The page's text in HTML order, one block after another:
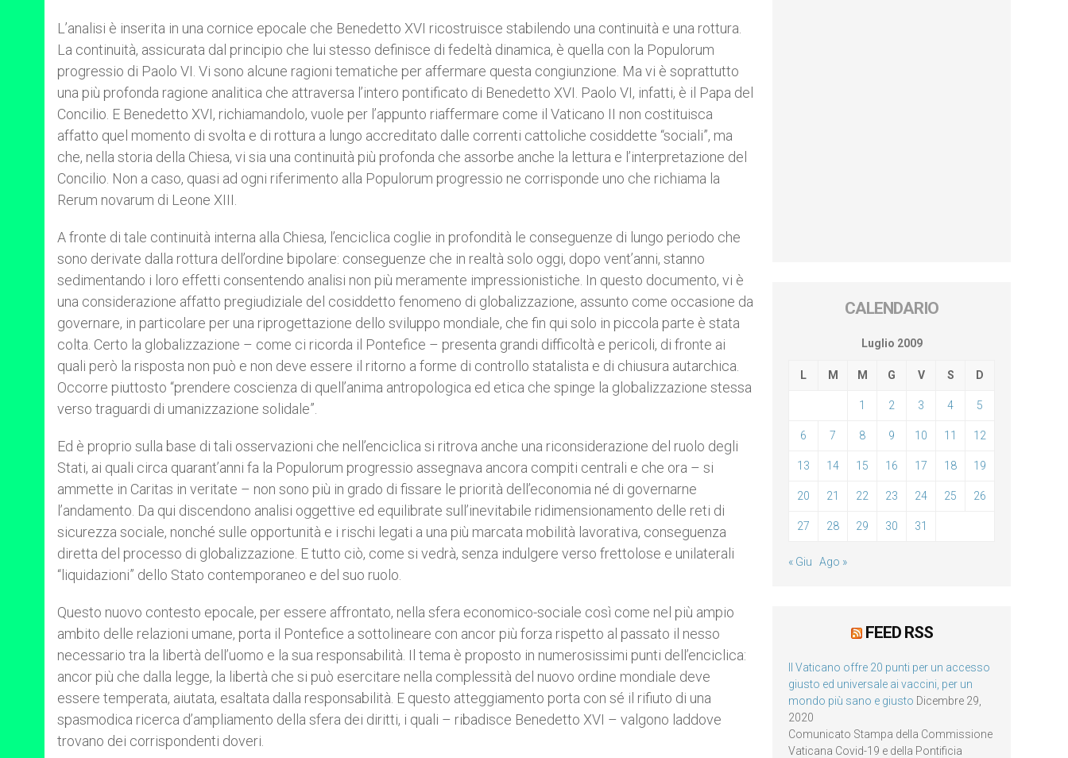
L’analisi è inserita in una cornice epocale che Benedetto XVI ricostruisce stabilendo una continuità e una rottura.
La continuità, assicurata dal principio che lui stesso definisce di fedeltà dinamica, è quella con la Populorum
progressio di Paolo VI. Vi sono alcune ragioni tematiche per affermare questa congiunzione. Ma vi è soprattutto
una più profonda ragione analitica che attraversa l’intero pontificato di Benedetto XVI. Paolo VI, infatti, è il Papa del
Concilio. E Benedetto XVI, richiamandolo, vuole per l’appunto riaffermare come il Vaticano II non costituisca
affatto quel momento di svolta e di rottura a lungo accreditato dalle correnti cattoliche cosiddette “sociali”, ma
che, nella storia della Chiesa, vi sia una continuità più profonda che assorbe anche la lettura e l’interpretazione del
Concilio. Non a caso, quasi ad ogni riferimento alla Populorum progressio ne corrisponde uno che richiama la
Rerum novarum di Leone XIII.
A fronte di tale continuità interna alla Chiesa, l’enciclica coglie in profondità le conseguenze di lungo periodo che
sono derivate dalla rottura dell’ordine bipolare: conseguenze che in realtà solo oggi, dopo vent’anni, stanno
sedimentando i loro effetti consentendo analisi non più meramente impressionistiche. In questo documento, vi è
una considerazione affatto pregiudiziale del cosiddetto fenomeno di globalizzazione, assunto come occasione da
governare, in particolare per una riprogettazione dello sviluppo mondiale, che fin qui solo in piccola parte è stata
colta. Certo la globalizzazione – come ci ricorda il Pontefice – presenta grandi difficoltà e pericoli, di fronte ai
quali però la risposta non può e non deve essere il ritorno a forme di controllo statalista e di chiusura autarchica.
Occorre piuttosto “prendere coscienza di quell’anima antropologica ed etica che spinge la globalizzazione stessa
verso traguardi di umanizzazione solidale”.
Ed è proprio sulla base di tali osservazioni che nell’enciclica si ritrova anche una riconsiderazione del ruolo degli
Stati, ai quali circa quarant’anni fa la Populorum progressio assegnava ancora compiti centrali e che ora – si
ammette in Caritas in veritate – non sono più in grado di fissare le priorità dell’economia né di governarne
l’andamento. Da qui discendono analisi oggettive ed equilibrate sull’inevitabile ridimensionamento delle reti di
sicurezza sociale, nonché sulle opportunità e i rischi legati a una più marcata mobilità lavorativa, conseguenza
diretta del processo di globalizzazione. E tutto ciò, come si vedrà, senza indulgere verso frettolose e unilaterali
“liquidazioni” dello Stato contemporaneo e del suo ruolo.
Questo nuovo contesto epocale, per essere affrontato, nella sfera economico-sociale così come nel più ampio
ambito delle relazioni umane, porta il Pontefice a sottolineare con ancor più forza rispetto al passato il nesso
necessario tra la libertà dell’uomo e la sua responsabilità. Il tema è proposto in numerosissimi punti dell’enciclica:
ancor più che dalla legge, la libertà che si può esercitare nella complessità del nuovo ordine mondiale deve
essere temperata, aiutata, esaltata dalla responsabilità. E questo atteggiamento porta con sé il rifiuto di una
spasmodica ricerca d’ampliamento della sfera dei diritti, i quali – ribadisce Benedetto XVI – valgono laddove
trovano dei corrispondenti doveri.
CALENDARIO
Luglio 2009
L M M G V S D
1 2 3 4 5
6 7 8 9 10 11 12
13 14 15 16 17 18 19
20 21 22 23 24 25 26
27 28 29 30 31
« Giu Ago »
FEED RSS
Il Vaticano offre 20 punti per un accesso
giusto ed universale ai vaccini, per un
mondo più sano e giusto Dicembre 29,
2020
Comunicato Stampa della Commissione
Vaticana Covid-19 e della Pontificia